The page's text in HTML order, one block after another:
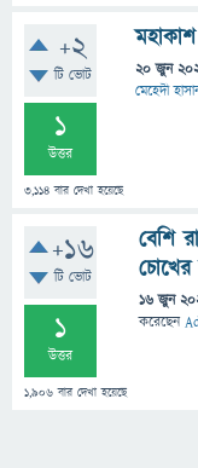
+2
টি ভোট
1
উত্তর
3,114 বার দেখা হয়েছে
20 জুন
মেহেদী
+16
টি ভোট
1
উত্তর
1,906 বার দেখা হয়েছে
বেশি
16 জুন
করেছেন